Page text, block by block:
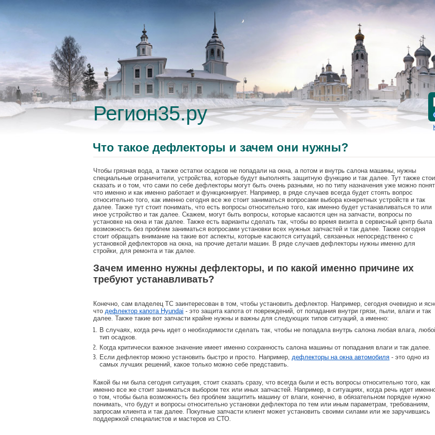
Регион35.ру
Что такое дефлекторы и зачем они нужны?
Чтобы грязная вода, а также остатки осадков не попадали на окна, а потом и внутрь салона машины, нужны
специальные ограничители, устройства, которые будут выполнять защитную функцию и так далее. Тут также
сказать и о том, что сами по себе дефлекторы могут быть очень разными, но по типу назначения уже можно
что именно и как именно работает и функционирует. Например, в ряде случаев всегда будет стоять вопрос
относительно того, как именно сегодня все же стоит заниматься вопросами выбора конкретных устройств и так
далее. Также тут стоит понимать, что есть вопросы относительно того, как именно будет устанавливаться то или
иное устройство и так далее. Скажем, могут быть вопросы, которые касаются цен на запчасти, вопросы по
установке на окна и так далее. Также есть варианты сделать так, чтобы во время визита в сервисный центр была
возможность без проблем заниматься вопросами установки всех нужных запчастей и так далее. Также сегодня
стоит обращать внимание на такие вот аспекты, которые касаются ситуаций, связанных непосредственно с
установкой дефлекторов на окна, на прочие детали машин. В ряде случаев дефлекторы нужны именно для
стройки, для ремонта и так далее.
Зачем именно нужны дефлекторы, и по какой именно причине их
требуют устанавливать?
Конечно, сам владелец ТС заинтересован в том, чтобы установить дефлектор. Например, сегодня очевидно и
что дефлектор капота Hyundai - это защита капота от повреждений, от попадания внутри грязи, пыли, влаги и так
далее. Также такие вот запчасти крайне нужны и важны для следующих типов ситуаций, а именно:
В случаях, когда речь идет о необходимости сделать так, чтобы не попадала внутрь салона любая влага,
тип осадков.
Когда критически важное значение имеет именно сохранность салона машины от попадания влаги и так далее.
Если дефлектор можно установить быстро и просто. Например,дефлекторы на окна автомобиля - это одно из
самых лучших решений, какое только можно себе представить.
Какой бы ни была сегодня ситуация, стоит сказать сразу, что всегда были и есть вопросы относительно того, как
именно все же стоит заниматься выбором тех или иных запчастей. Например, в ситуациях, когда речь идет
о том, чтобы была возможность без проблем защитить машину от влаги, конечно, в обязательном порядке нужно
понимать, что будут и вопросы относительно установки дефлектора по тем или иным параметрам, требованиям,
запросам клиента и так далее. Покупные запчасти клиент может установить своими силами или же заручившись
поддержкой специалистов и мастеров из СТО.